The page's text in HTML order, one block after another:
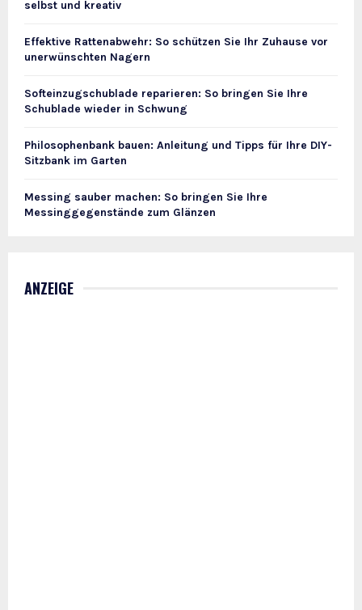
selbst und kreativ
Effektive Rattenabwehr: So schützen Sie Ihr Zuhause vor
unerwünschten Nagern
Softeinzugschublade reparieren: So bringen Sie Ihre
Schublade wieder in Schwung
Philosophenbank bauen: Anleitung und Tipps für Ihre DIY-
Sitzbank im Garten
Messing sauber machen: So bringen Sie Ihre
Messinggegenstände zum Glänzen
ANZEIGE